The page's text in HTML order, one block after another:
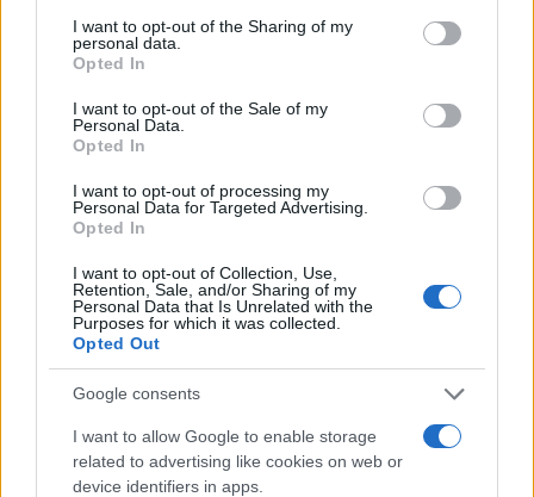
not limited to your visit or usage behaviour. You may click to
grant or deny consent to Google and its third-party tags to
use your data for below specified purposes in below Google
consent section.
I want to opt-out of the Sharing of my
personal data.
Opted In
I want to opt-out of the Sale of my
Personal Data.
Opted In
I want to opt-out of processing my
Personal Data for Targeted Advertising.
Opted In
I want to opt-out of Collection, Use,
Retention, Sale, and/or Sharing of my
Personal Data that Is Unrelated with the
Purposes for which it was collected.
Opted Out
Google consents
I want to allow Google to enable storage
related to advertising like cookies on web or
device identifiers in apps.
Ricevi le nostre ultime news
F
a
ce
b
o
k
T
w
it
te
r
Pi
n
te
re
st
W
h
at
s
A
p
p
S
h
a
re
Articolo precedente
Prossimo articolo
NOTIZIE RECENTI